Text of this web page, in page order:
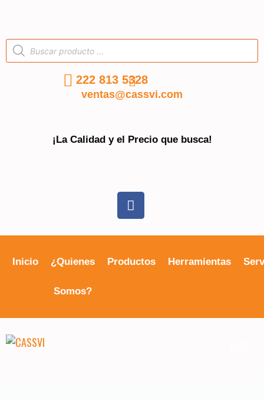
222 813 5328
¡La Calidad y el Precio que busca!
ventas@cassvi.com
Inicio ¿Quienes
Somos?
Productos Herramientas